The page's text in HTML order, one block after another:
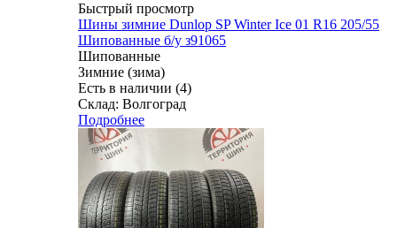
Быстрый просмотр
Шины зимние Dunlop SP Winter Ice 01 R16 205/55
Шипованные б/у з91065
Шипованные
Зимние (зима)
Есть в наличии (4)
Склад: Волгоград
Подробнее